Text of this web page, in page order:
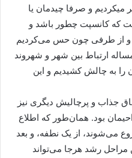
میکردیم و صرفا چیدمان یا
که کانسپت چطور باشد و
و از طرفی چون حس می‌کردیم
ارتباط بین شهر و شهروند
را به چالش کشیدیم و این
جذاب و پرچالیش دیگری نیز
بود. همان‌طور که اطلاع
می‌شوند، از یک نطفه، و بعد
مراحل رشد هرجا می‌تواند